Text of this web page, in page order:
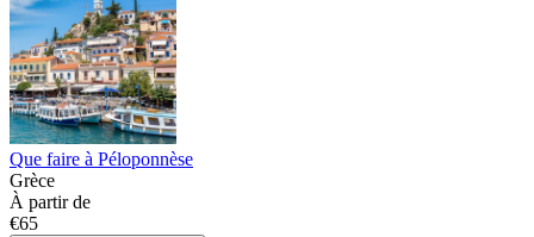
Que faire à Péloponnèse
Grèce
À partir de
€65